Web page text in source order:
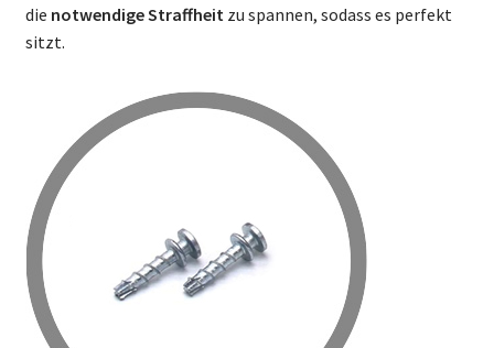
die notwendige Straffheitzu spannen, sodass es perfekt
sitzt.